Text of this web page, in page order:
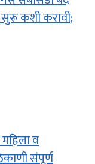
कशी करावी;
व
संपूर्ण